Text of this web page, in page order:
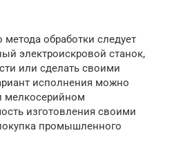
обработки следует
электроискровой станок,
или сделать своими
исполнения можно
мелкосерийном
изготовления своими
промышленного